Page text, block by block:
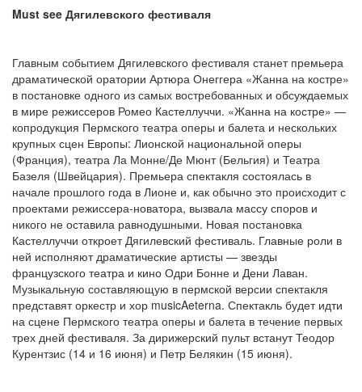
Must see Дягилевского фестиваля
Главным событием Дягилевского фестиваля станет премьера
драматической оратории Артюра Онеггера «Жанна на костре»
в постановке одного из самых востребованных и обсуждаемых
в мире режиссеров Ромео Кастеллуччи. «Жанна на костре» —
копродукция Пермского театра оперы и балета и нескольких
крупных сцен Европы: Лионской национальной оперы
(Франция), театра Ла Монне/Де Мюнт (Бельгия) и Театра
Базеля (Швейцария). Премьера спектакля состоялась в
начале прошлого года в Лионе и, как обычно это происходит с
проектами режиссера-новатора, вызвала массу споров и
никого не оставила равнодушными. Новая постановка
Кастеллуччи откроет Дягилевский фестиваль. Главные роли в
ней исполняют драматические артисты — звезды
французского театра и кино Одри Бонне и Дени Лаван.
Музыкальную составляющую в пермской версии спектакля
представят оркестр и хор musicAeterna. Спектакль будет идти
на сцене Пермского театра оперы и балета в течение первых
трех дней фестиваля. За дирижерский пульт встанут Теодор
Курентзис (14 и 16 июня) и Петр Белякин (15 июня).